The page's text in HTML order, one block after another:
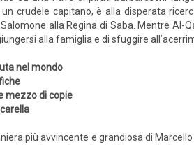
crudele capitano, è alla disperata
alla Regina di Saba. Mentre
alla famiglia e di sfuggire
nel mondo
mezzo di copie
più avvincente e grandiosa di